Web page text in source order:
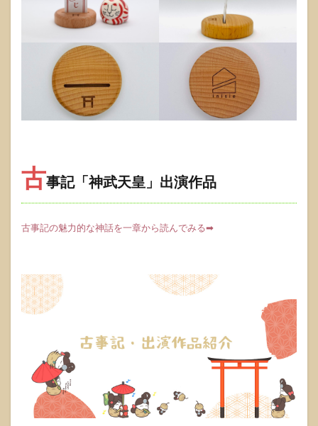
古事記「神武天皇」出演作品
古事記の魅力的な神話を一章から読んでみる➡